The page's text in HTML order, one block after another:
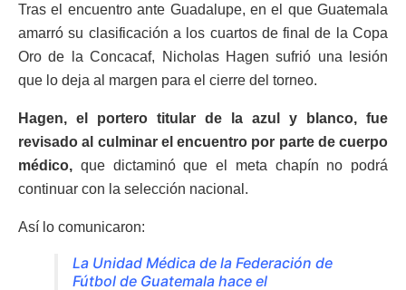
Tras el encuentro ante Guadalupe, en el que Guatemala
amarró su clasificación a los cuartos de final de la Copa
Oro de la Concacaf, Nicholas Hagen sufrió una lesión
que lo deja al margen para el cierre del torneo.
Hagen, el portero titular de la azul y blanco, fue
revisado al culminar el encuentro por parte de cuerpo
médico, que dictaminó que el meta chapín no podrá
continuar con la selección nacional.
Así lo comunicaron:
La Unidad Médica de la Federación de
Fútbol de Guatemala hace el